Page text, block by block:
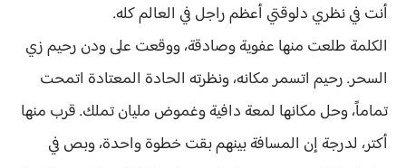
أنت في نظري دلوقتي أعظم راجل في العالم كله.
الكلمة طلعت منها عفوية وصادقة، ووقعت على ودن رحيم زي
السحر. رحيم اتسمر مكانه، ونظرته الحادة المعتادة اتمحت
تماماً، وحل مكانها لمعة دافية وغموض مليان تملك. قرب منها
أكتر، لدرجة إن المسافة بينهم بقت خطوة واحدة، وبص في